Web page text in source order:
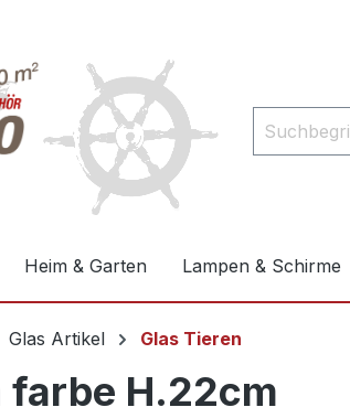
Heim & Garten Lampen & Schirme
Glas Artikel Glas Tieren
H.22cm